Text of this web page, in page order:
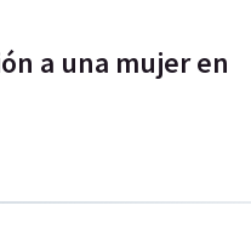
a una mujer en